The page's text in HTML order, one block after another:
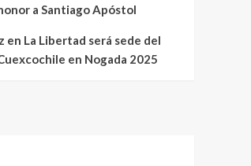
a Santiago Apóstol
en La Libertad será sede del
en Nogada 2025